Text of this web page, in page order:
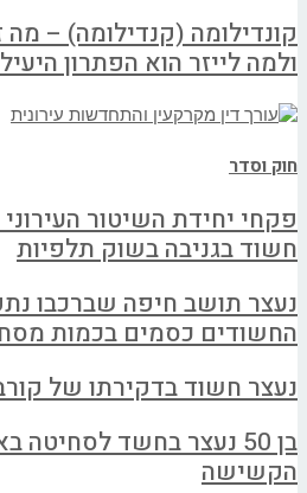
קונדילומה (קנדילומה) –
ולמה לייזר הוא הפתרון
חוק וסדר
פקחי יחידת השיטור העירוני
חשוד בגניבה בשוק תלפיות
נעצר תושב חיפה שברכבו
החשודים כסמים בכמות
נעצר חשוד בדקירתו של קורבן בן 48
בן 50 נעצר בחשד
הקשישה